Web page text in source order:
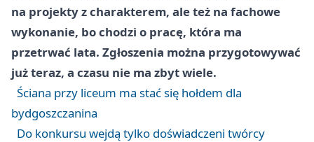
na projekty z charakterem, ale też na fachowe
wykonanie, bo chodzi o pracę, która ma
przetrwać lata. Zgłoszenia można przygotowywać
już teraz, a czasu nie ma zbyt wiele.
Ściana przy liceum ma stać się hołdem dla
bydgoszczanina
Do konkursu wejdą tylko doświadczeni twórcy